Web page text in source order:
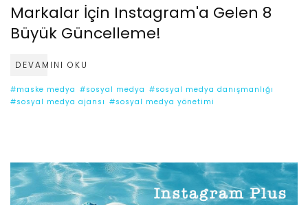
Markalar İçin Instagram'a Gelen 8
Büyük Güncelleme!
DEVAMINI OKU
#maske medya #sosyal medya #sosyal medya danışmanlığı
#sosyal medya ajansı #sosyal medya yönetimi